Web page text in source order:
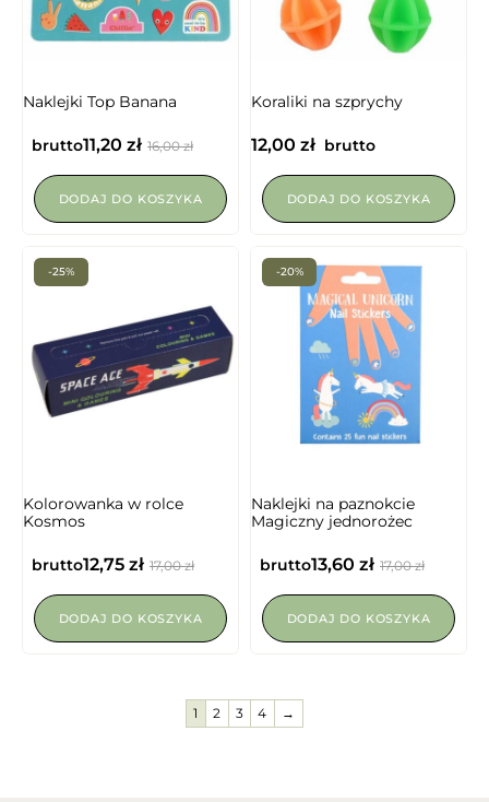
Naklejki Top Banana
16,00zł
11,20 zł
brutto
DODAJ DO KOSZYKA
Koraliki na szprychy
12,00 zł brutto
DODAJ DO KOSZYKA
-25%
Kolorowanka w rolce
Kosmos
17,00zł
12,75 zł
brutto
DODAJ DO KOSZYKA
-20%
Naklejki na paznokcie
Magiczny jednorożec
17,00zł
13,60 zł
brutto
DODAJ DO KOSZYKA
1 2 3 4 →